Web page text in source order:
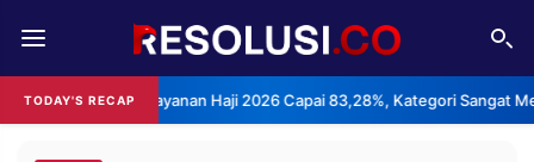
TODAY'S RECAP
Layanan Haji 2026 Capai 83,28%, Kategori Sangat Memuaskan.
REDAKSI TENTANG
RESOLUSI IKLAN